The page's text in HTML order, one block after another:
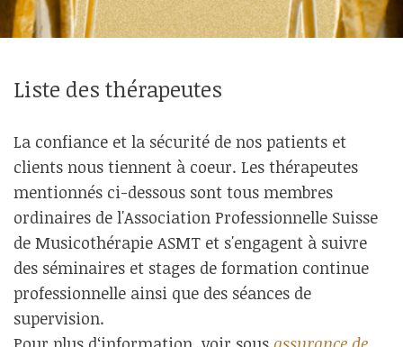
Liste des thérapeutes
La confiance et la sécurité de nos patients et
clients nous tiennent à coeur. Les thérapeutes
mentionnés ci-dessous sont tous membres
ordinaires de l'Association Professionnelle Suisse
de Musicothérapie ASMT et s'engagent à suivre
des séminaires et stages de formation continue
professionnelle ainsi que des séances de
supervision.